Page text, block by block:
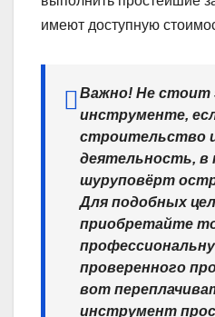
имеют доступную
Важно! Не стоит
инструменте,
строительство
деятельность, в
шуруповёрт
Для подобных
приобретайте
проверенного
вот
инструмент